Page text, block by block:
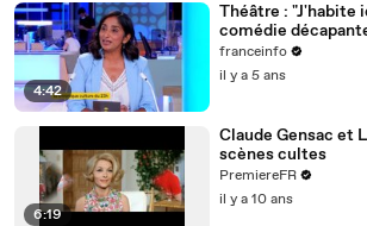
4:42
Théâtre : "J'habite
comédie
Michel Ribes
franceinfo
il y a 5 ans
6:19
Claude Gensac et
scènes cultes
PremiereFR
il y a 10 ans